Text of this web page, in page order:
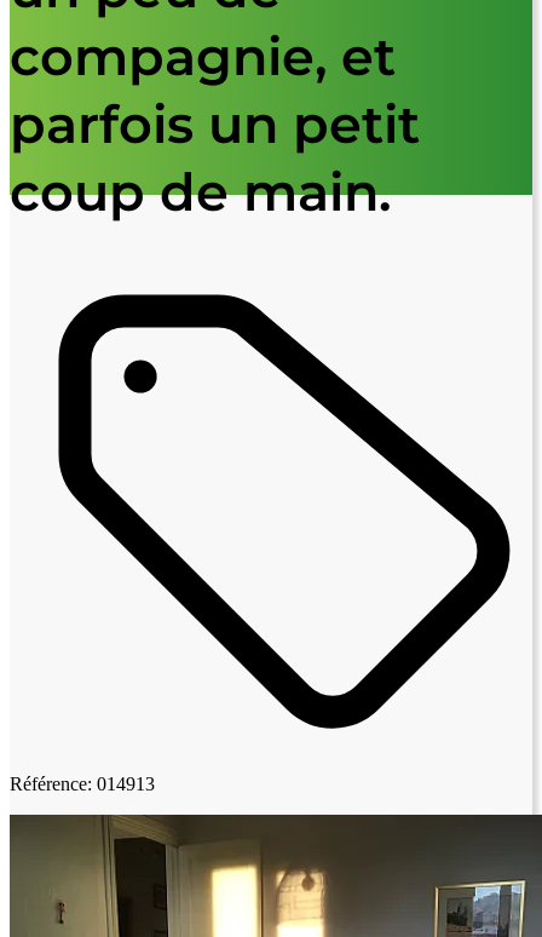
compagnie, et
parfois un petit
coup de main.
Référence: 014913